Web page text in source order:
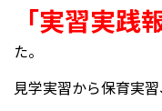
「実習実践
た。
見学実習から保育実